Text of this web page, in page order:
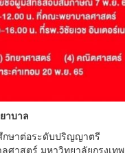
าบาล
กษาต่อระดับปริญญาตรี
าสตร์ มหาวิทยาลัยกรุงเทพ